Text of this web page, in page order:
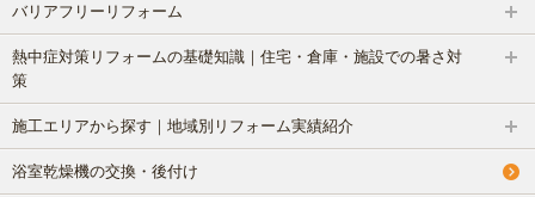
バリアフリーリフォーム
熱中症対策リフォームの基礎知識｜住宅・倉庫・施設での暑さ対
策
施工エリアから探す｜地域別リフォーム実績紹介
浴室乾燥機の交換・後付け